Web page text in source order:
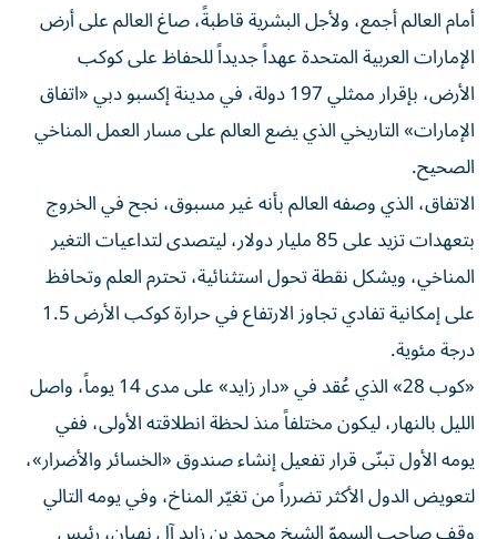
أمام العالم أجمع، ولأجل البشرية قاطبةً، صاغ العالم على أرض
الإمارات العربية المتحدة عهداً جديداً للحفاظ على كوكب
الأرض، بإقرار ممثلي 197 دولة، في مدينة إكسبو دبي «اتفاق
الإمارات» التاريخي الذي يضع العالم على مسار العمل المناخي
الصحيح.
الاتفاق، الذي وصفه العالم بأنه غير مسبوق، نجح في الخروج
بتعهدات تزيد على 85 مليار دولار، ليتصدى لتداعيات التغير
المناخي، ويشكل نقطة تحول استثنائية، تحترم العلم وتحافظ
على إمكانية تفادي تجاوز الارتفاع في حرارة كوكب الأرض 1.5
درجة مئوية.
«كوب 28» الذي عُقد في «دار زايد» على مدى 14 يوماً، واصل
الليل بالنهار، ليكون مختلفاً منذ لحظة انطلاقته الأولى، ففي
يومه الأول تبنّى قرار تفعيل إنشاء صندوق «الخسائر والأضرار»،
لتعويض الدول الأكثر تضرراً من تغيّر المناخ، وفي يومه التالي